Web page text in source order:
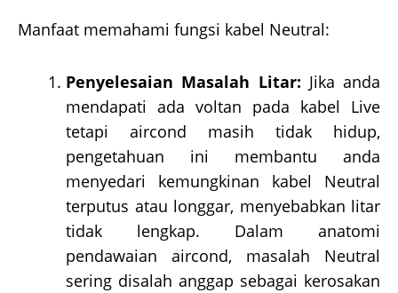
Manfaat memahami fungsi kabel Neutral:
Penyelesaian Masalah Litar: Jika anda
mendapati ada voltan pada kabel Live
tetapi aircond masih tidak hidup,
pengetahuan ini membantu anda
menyedari kemungkinan kabel Neutral
terputus atau longgar, menyebabkan litar
tidak lengkap. Dalam anatomi
pendawaian aircond, masalah Neutral
sering disalah anggap sebagai kerosakan